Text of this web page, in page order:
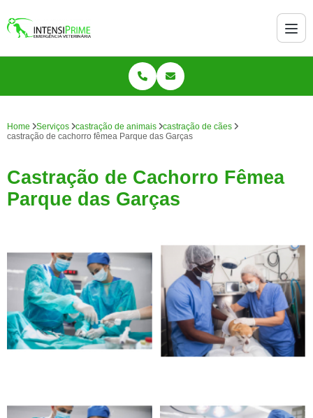
Home Serviços castração de animais
castração de cães
castração de cachorro fêmea Parque das Garças
Castração de Cachorro Fêmea
Parque das Garças